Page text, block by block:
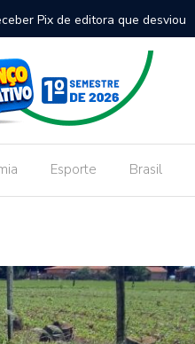
de Dourados vai custar R$
Esporte Brasil